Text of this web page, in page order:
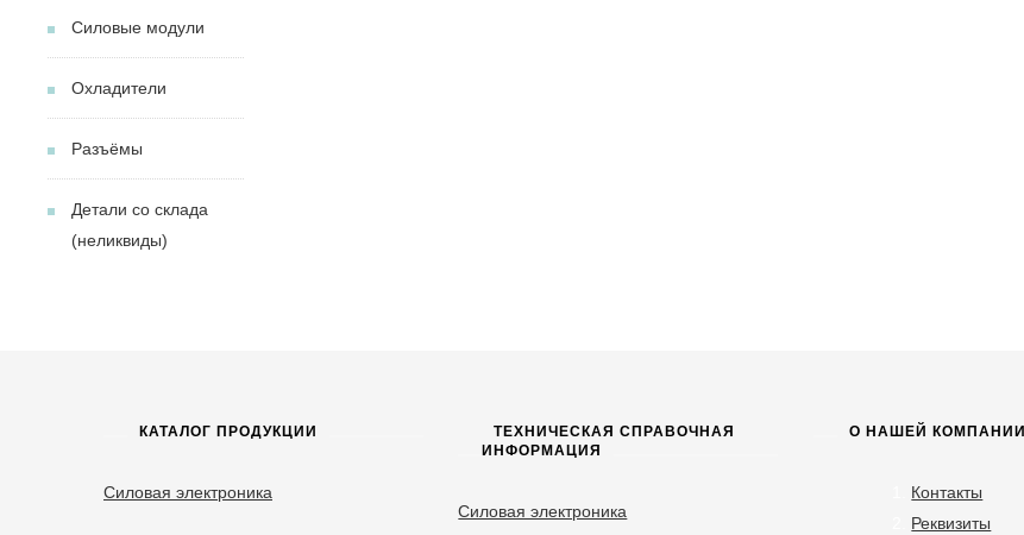
Силовые модули
Охладители
Разъёмы
Детали со склада
(неликвиды)
КАТАЛОГ ПРОДУКЦИИ
Силовая электроника
ТЕХНИЧЕСКАЯ СПРАВОЧНАЯ
ИНФОРМАЦИЯ
Силовая электроника
О НАШЕЙ КОМПАНИИ
Контакты
Реквизиты